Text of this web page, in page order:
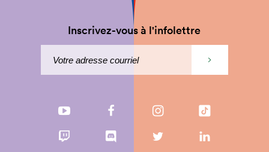
Inscrivez-vous à l'infolettre